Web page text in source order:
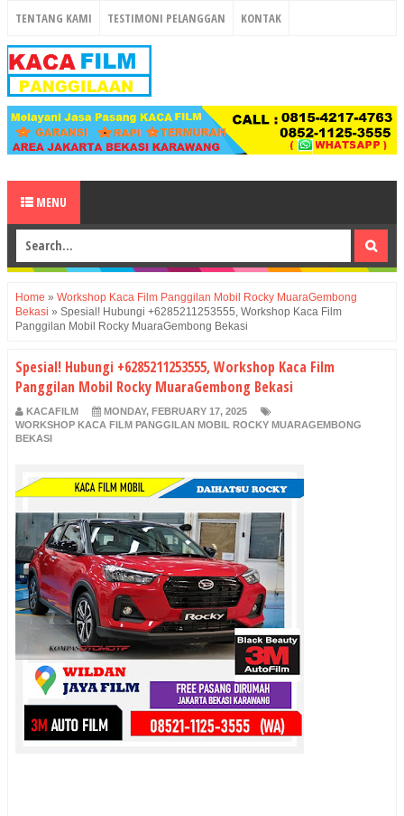
TENTANG KAMI TESTIMONI PELANGGAN KONTAK
MENU
Home » Workshop Kaca Film Panggilan Mobil Rocky MuaraGembong
Bekasi » Spesial! Hubungi +6285211253555, Workshop Kaca Film
Panggilan Mobil Rocky MuaraGembong Bekasi
Spesial! Hubungi +6285211253555, Workshop Kaca Film
Panggilan Mobil Rocky MuaraGembong Bekasi
KACAFILM
MONDAY, FEBRUARY 17, 2025
WORKSHOP KACA FILM PANGGILAN MOBIL ROCKY MUARAGEMBONG
BEKASI